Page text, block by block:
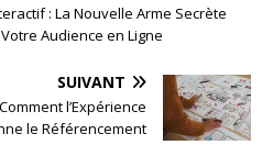
: La Nouvelle Arme Secrète
Audience en Ligne
SUIVANT
l’Expérience
le Référencement